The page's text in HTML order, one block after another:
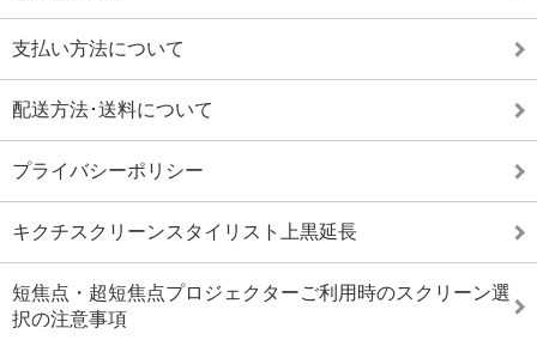
支払い方法について
配送方法･送料について
プライバシーポリシー
キクチスクリーンスタイリスト上黒延長
短焦点・超短焦点プロジェクターご利用時のスクリーン選
択の注意事項